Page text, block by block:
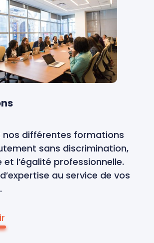
nos différentes formations
sans discrimination,
et l’égalité professionnelle.
au service de vos